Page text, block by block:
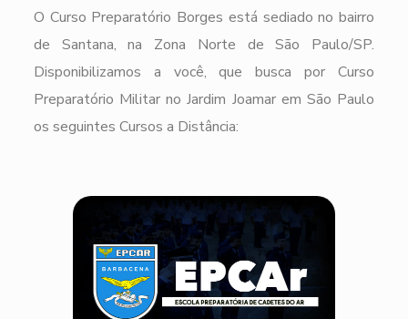
O Curso Preparatório Borges está sediado no bairro
de Santana, na Zona Norte de São Paulo/SP.
Disponibilizamos a você, que busca por Curso
Preparatório Militar no Jardim Joamar em São Paulo
os seguintes Cursos a Distância: